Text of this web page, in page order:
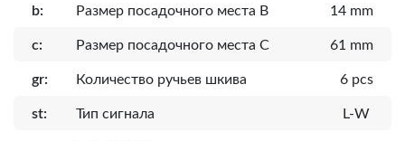
b: Размер посадочного места B 14 mm
c: Размер посадочного места C 61 mm
gr: Количество ручьев шкива 6 pcs
st: Тип сигнала L-W